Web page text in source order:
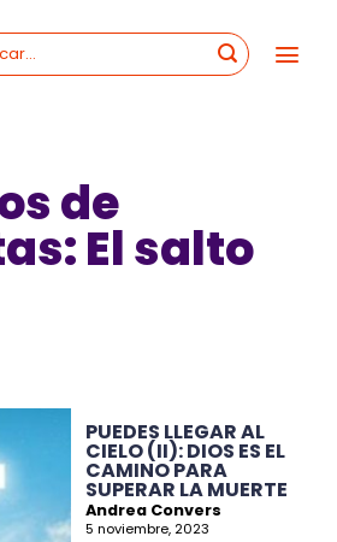
de
El salto
PUEDES LLEGAR AL
CIELO (II): DIOS ES EL
CAMINO PARA
SUPERAR LA MUERTE
Andrea Convers
5 noviembre, 2023